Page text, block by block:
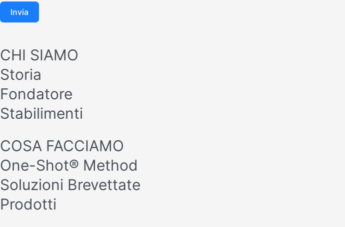
Invia
CHI SIAMO
Storia
Fondatore
Stabilimenti
COSA FACCIAMO
One-Shot® Method
Soluzioni Brevettate
Prodotti